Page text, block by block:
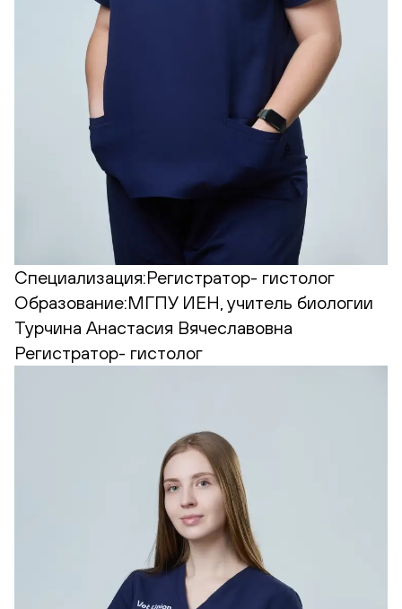
Специализация:Регистратор- гистолог
Образование:МГПУ ИЕН, учитель биологии
Турчина Анастасия Вячеславовна
Регистратор- гистолог